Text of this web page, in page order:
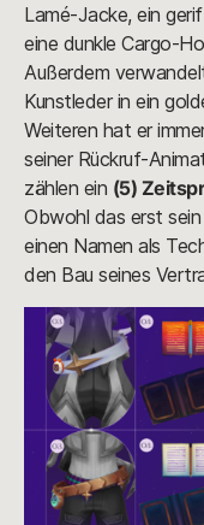
Lamé-Jacke, ein
eine dunkle Cargo-
Außerdem
Kunstleder in ein
Weiteren hat er
seiner Rückruf-
zählen ein (5)
Obwohl das erst
einen Namen als
den Bau seines